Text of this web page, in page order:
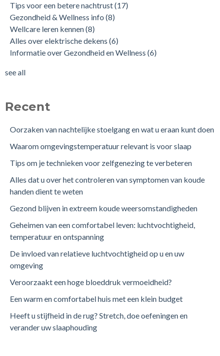
Tips voor een betere nachtrust(17)
Gezondheid & Wellness info (8)
Wellcare leren kennen(8)
Alles over elektrische dekens (6)
Informatie over Gezondheid en Wellness (6)
see all
Recent
Oorzaken van nachtelijke stoelgang en wat u eraan kunt doen
Waarom omgevingstemperatuur relevant is voor slaap
Tips om je technieken voor zelfgenezing te verbeteren
Alles dat u over het controleren van symptomen van koude
handen dient te weten
Gezond blijven in extreem koude weersomstandigheden
Geheimen van een comfortabel leven: luchtvochtigheid,
temperatuur en ontspanning
De invloed van relatieve luchtvochtigheid op u en uw
omgeving
Veroorzaakt een hoge bloeddruk vermoeidheid?
Een warm en comfortabel huis met een klein budget
Heeft u stijfheid in de rug? Stretch, doe oefeningen en
verander uw slaaphouding